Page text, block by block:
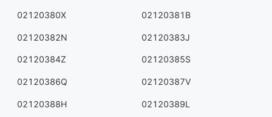
02120380X 02120381B
02120382N 02120383J
02120384Z 02120385S
02120386Q 02120387V
02120388H 02120389L